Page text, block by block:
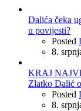
Dalića čeka
u povijesti?
Posted
8.
KRAJ
Zlatko Dalić
Posted
8.